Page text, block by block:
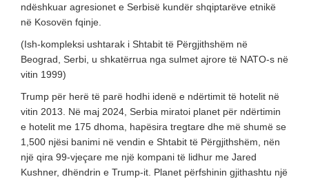
ndëshkuar agresionet e Serbisë kundër shqiptarëve etnikë
në Kosovën fqinje.
(Ish-kompleksi ushtarak i Shtabit të Përgjithshëm në
Beograd, Serbi, u shkatërrua nga sulmet ajrore të NATO-s në
vitin 1999)
Trump për herë të parë hodhi idenë e ndërtimit të hotelit në
vitin 2013. Në maj 2024, Serbia miratoi planet për ndërtimin
e hotelit me 175 dhoma, hapësira tregtare dhe më shumë se
1,500 njësi banimi në vendin e Shtabit të Përgjithshëm, nën
një qira 99-vjeçare me një kompani të lidhur me Jared
Kushner, dhëndrin e Trump-it. Planet përfshinin gjithashtu një